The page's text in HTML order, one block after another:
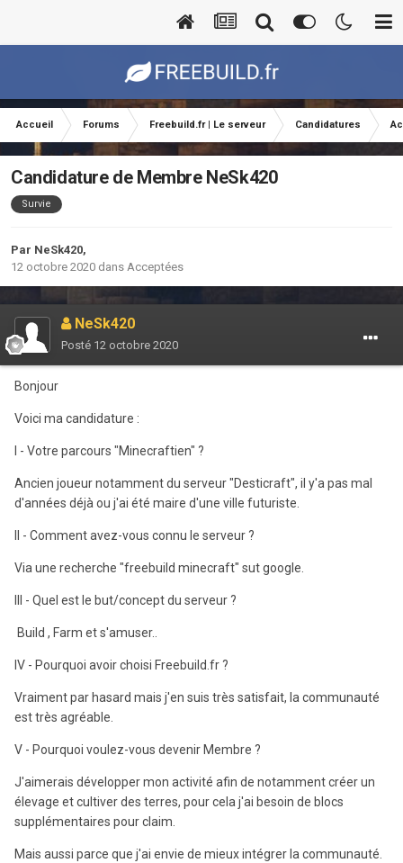
Accueil Forums Freebuild.fr | Le serveur Candidatures
Candidature de Membre NeSk420
Survie
Par NeSk420,
12 octobre 2020 dans Acceptées
NeSk420
Posté 12 octobre 2020
Bonjour
Voici ma candidature :
I - Votre parcours "Minecraftien" ?
Ancien joueur notamment du serveur "Desticraft", il y'a pas mal
d'années déjà ou j'ai été maire d'une ville futuriste.
II - Comment avez-vous connu le serveur ?
Via une recherche "freebuild minecraft" sut google.
III - Quel est le but/concept du serveur ?
Build , Farm et s'amuser..
IV - Pourquoi avoir choisi Freebuild.fr ?
Vraiment par hasard mais j'en suis très satisfait, la communauté
est très agréable.
V - Pourquoi voulez-vous devenir Membre ?
J'aimerais développer mon activité afin de notamment créer un
élevage et cultiver des terres, pour cela j'ai besoin de blocs
supplémentaires pour claim.
Mais aussi parce que j'ai envie de mieux intégrer la communauté.